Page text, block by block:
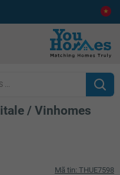
/ Vinhomes
Mã tin: THUE7598